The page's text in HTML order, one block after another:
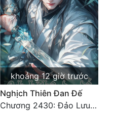
khoảng 12 giờ trước
Nghịch Thiên Đan Đế
Chương 2430: Đảo Lưu Ly